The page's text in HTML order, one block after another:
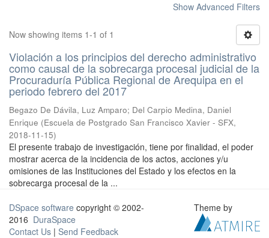
Show Advanced Filters
Now showing items 1-1 of 1
Violación a los principios del derecho administrativo
como causal de la sobrecarga procesal judicial de la
Procuraduría Pública Regional de Arequipa en el
periodo febrero del 2017
Begazo De Dávila, Luz Amparo; Del Carpio Medina, Daniel
Enrique (Escuela de Postgrado San Francisco Xavier - SFX,
2018-11-15)
El presente trabajo de investigación, tiene por finalidad, el poder
mostrar acerca de la incidencia de los actos, acciones y/u
omisiones de las Instituciones del Estado y los efectos en la
sobrecarga procesal de la ...
DSpace software copyright © 2002-
2016 DuraSpace
Contact Us | Send Feedback
Theme by